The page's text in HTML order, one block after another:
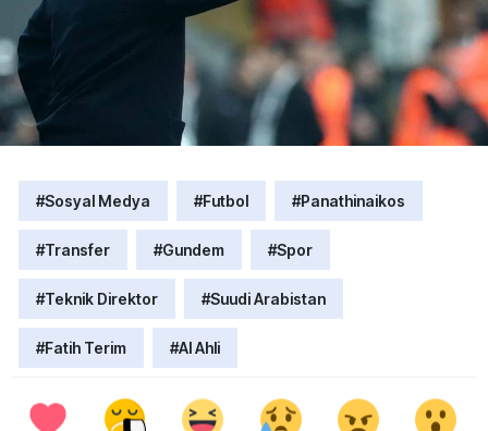
#Sosyal Medya #Futbol #Panathinaikos
#Transfer #Gundem #Spor
#Teknik Direktor #Suudi Arabistan
#Fatih Terim #Al Ahli